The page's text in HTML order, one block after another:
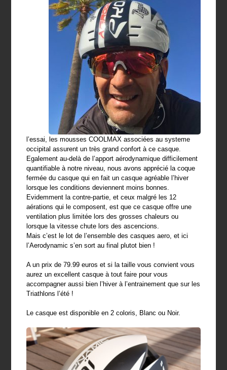
l’essai, les mousses COOLMAX associées au systeme
occipital assurent un très grand confort à ce casque.
Egalement au-delà de l’apport aérodynamique difficilement
quantifiable à notre niveau, nous avons apprécié la coque
fermée du casque qui en fait un casque agréable l’hiver
lorsque les conditions deviennent moins bonnes.
Evidemment la contre-partie, et ceux malgré les 12
aérations qui le composent, est que ce casque offre une
ventilation plus limitée lors des grosses chaleurs ou
lorsque la vitesse chute lors des ascencions.
Mais c’est le lot de l’ensemble des casques aero, et ici
l’Aerodynamic s’en sort au final plutot bien !
A un prix de 79.99 euros et si la taille vous convient vous
aurez un excellent casque à tout faire pour vous
accompagner aussi bien l’hiver à l’entrainement que sur les
Triathlons l’été !
Le casque est disponible en 2 coloris, Blanc ou Noir.